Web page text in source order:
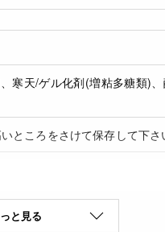
寒天/ゲル化剤(増粘多糖類)
ところをさけて保存して下さ
と見る